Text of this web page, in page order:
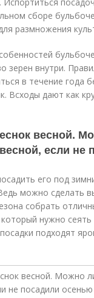
сборе
размножения
зерен внутри.
в течение года
Всходы дают как
весной.
если не
его под
можно сделать
собрать
нужно сеять
подходят